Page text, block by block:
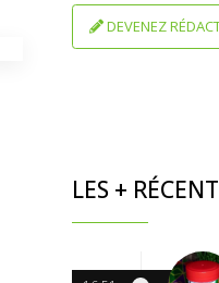
DEVENEZ
LES +